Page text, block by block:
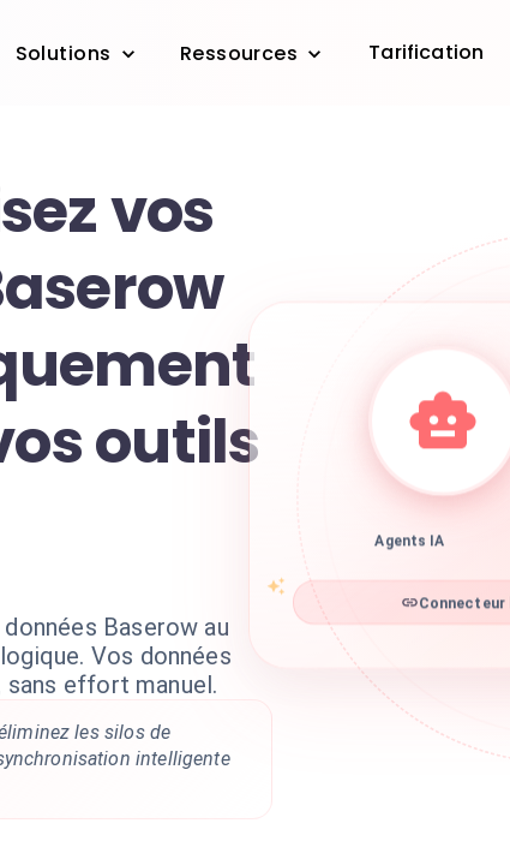
Solutions Ressources Tarification
vos
outils
Baserow au
Vos données
effort manuel.
les silos de
intelligente
Agents IA
Connecteur